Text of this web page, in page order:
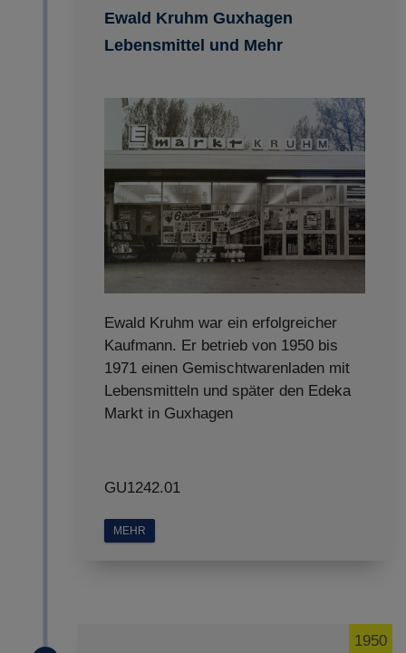
Ewald Kruhm Guxhagen
Lebensmittel und Mehr
Ewald Kruhm war ein erfolgreicher
Kaufmann. Er betrieb von 1950 bis
1971 einen Gemischtwarenladen mit
Lebensmitteln und später den Edeka
Markt in Guxhagen
GU1242.01
MEHR
1950